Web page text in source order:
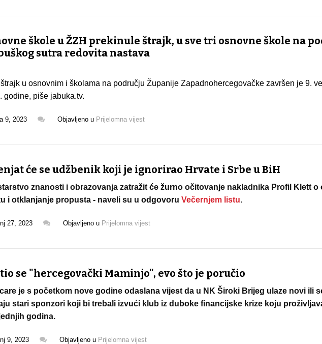
škole u ŽZH prekinule štrajk, u sve tri osnovne škole na
sutra redovita nastava
u osnovnim i školama na području Županije Zapadnohercegovačke završen je 9.
godine, piše jabuka.tv.
9, 2023 Objavljeno u Prijelomna vijest
će se udžbenik koji je ignorirao Hrvate i Srbe u BiH
znanosti i obrazovanja zatražit će žurno očitovanje nakladnika Profil Klett o
i otklanjanje propusta - naveli su u odgovoru Večernjem listu.
27, 2023 Objavljeno u Prijelomna vijest
se "hercegovački Maminjo", evo što je poručio
je s početkom nove godine odaslana vijest da u NK Široki Brijeg ulaze novi ili
stari sponzori koji bi trebali izvući klub iz duboke financijske krize koju
godina.
9, 2023 Objavljeno u Prijelomna vijest